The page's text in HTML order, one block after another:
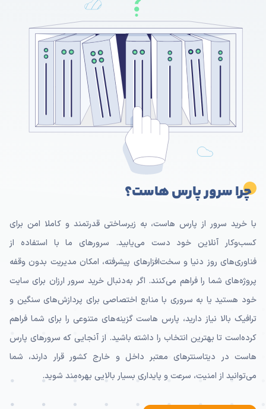
چرا سرور پارس هاست؟
با خرید سرور از پارس هاست، به زیرساختی قدرتمند و کاملا امن برای
کسب‌وکار آنلاین خود دست می‌یابید. سرورهای ما با استفاده از
فناوری‌های روز دنیا و سخت‌افزارهای پیشرفته، امکان مدیریت بدون وقفه
پروژه‌های شما را فراهم می‌کنند. اگر به‌دنبال خرید سرور ارزان برای سایت
خود هستید یا به سروری با منابع اختصاصی برای پردازش‌های سنگین و
ترافیک بالا نیاز دارید، پارس هاست گزینه‌های متنوعی را برای شما فراهم
کرده‌است تا بهترین انتخاب را داشته باشید. از آنجایی که سرورهای پارس
هاست در دیتاسنترهای معتبر داخل و خارج کشور قرار دارند، شما
می‌توانید از امنیت، سرعت و پایداری بسیار بالایی بهره‌مند شوید.